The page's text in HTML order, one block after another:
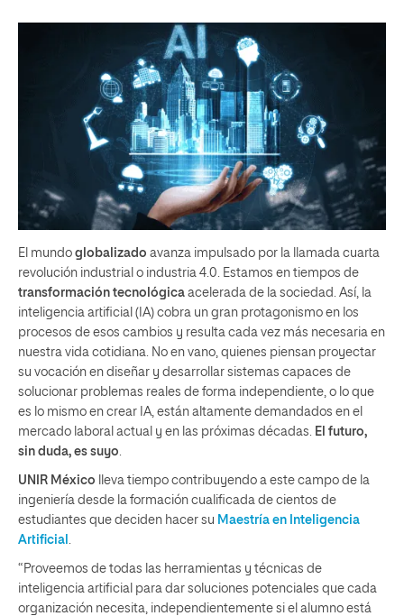
El mundo globalizado avanza impulsado por la llamada cuarta
revolución industrial o industria 4.0. Estamos en tiempos de
transformación tecnológica acelerada de la sociedad. Así, la
inteligencia artificial (IA) cobra un gran protagonismo en los
procesos de esos cambios y resulta cada vez más necesaria en
nuestra vida cotidiana. No en vano, quienes piensan proyectar
su vocación en diseñar y desarrollar sistemas capaces de
solucionar problemas reales de forma independiente, o lo que
es lo mismo en crear IA, están altamente demandados en el
mercado laboral actual y en las próximas décadas.
El futuro,
sin duda, es suyo
UNIR México lleva tiempo contribuyendo a este campo de la
ingeniería desde la formación cualificada de cientos de
estudiantes que deciden hacer su Maestría en Inteligencia
Artificial
“Proveemos de todas las herramientas y técnicas de
inteligencia artificial para dar soluciones potenciales que cada
organización necesita, independientemente si el alumno está